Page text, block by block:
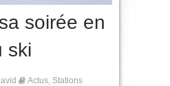
soirée en
ski
Actus Stations